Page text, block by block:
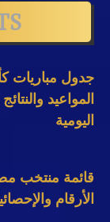
المواعيد
اليومية
الأرقام